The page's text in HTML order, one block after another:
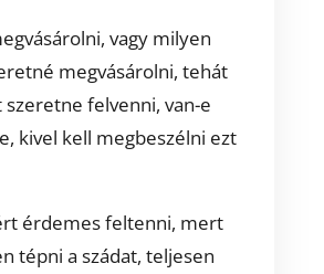
vagy milyen
megvásárolni, tehát
felvenni, van-e
kivel kell megbeszélni ezt
érdemes feltenni, mert
tépni a szádat, teljesen